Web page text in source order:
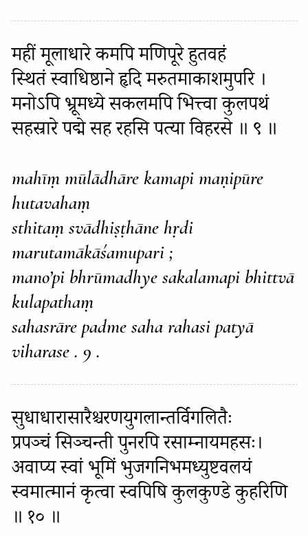
महीं मूलाधारे कमपि मणिपूरे हुतवहं
स्थितं स्वाधिष्ठाने हृदि मरुतमाकाशमुपरि ।
मनोऽपि भ्रूमध्ये सकलमपि भित्त्वा कुलपथं
सहस्रारे पद्मे सह रहसि पत्या विहरसे ॥ ९ ॥
mahīṃ mūlādhāre kamapi maṇipūre
hutavahaṃ
sthitaṃ svādhiṣṭhāne hṛdi
marutamākāśamupari ;
mano’pi bhrūmadhye sakalamapi bhittvā
kulapathaṃ
sahasrāre padme saha rahasi patyā
viharase . 9 .
सुधाधारासारैश्चरणयुगलान्तर्विगलितैः
प्रपञ्चं सिञ्चन्ती पुनरपि रसाम्नायमहसः।
अवाप्य स्वां भूमिं भुजगनिभमध्युष्टवलयं
स्वमात्मानं कृत्वा स्वपिषि कुलकुण्डे कुहरिणि
॥ १० ॥